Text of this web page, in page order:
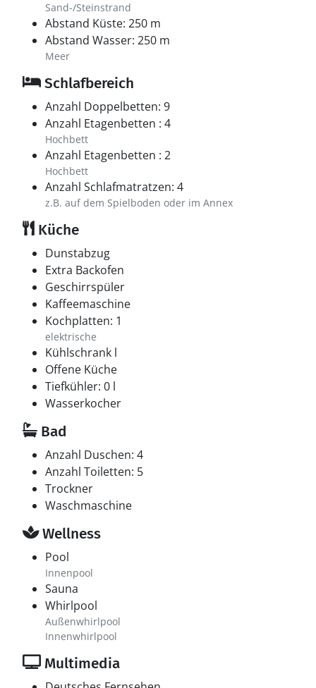
Sand-/Steinstrand
Abstand Küste: 250 m
Abstand Wasser: 250 m
Meer
Schlafbereich
Anzahl Doppelbetten: 9
Anzahl Etagenbetten : 4
Hochbett
Anzahl Etagenbetten : 2
Hochbett
Anzahl Schlafmatratzen: 4
z.B. auf dem Spielboden oder im Annex
Küche
Dunstabzug
Extra Backofen
Geschirrspüler
Kaffeemaschine
Kochplatten: 1
elektrische
Kühlschrank l
Offene Küche
Tiefkühler: 0 l
Wasserkocher
Bad
Anzahl Duschen: 4
Anzahl Toiletten: 5
Trockner
Waschmaschine
Wellness
Pool
Innenpool
Sauna
Whirlpool
Außenwhirlpool
Innenwhirlpool
Multimedia